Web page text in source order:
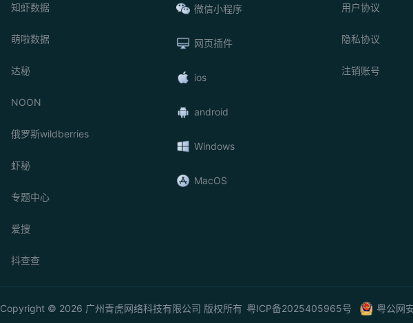
知虾数据
萌啦数据
达秘
NOON
俄罗斯wildberries
虾秘
专题中心
爱搜
抖查查
微信小程序
网页插件
ios
android
Windows
MacOS
用户协议
隐私协议
注销账号
Copyright © 2026 广州青虎网络科技有限公司 版权所有 粤ICP备2025405965号 粤公网